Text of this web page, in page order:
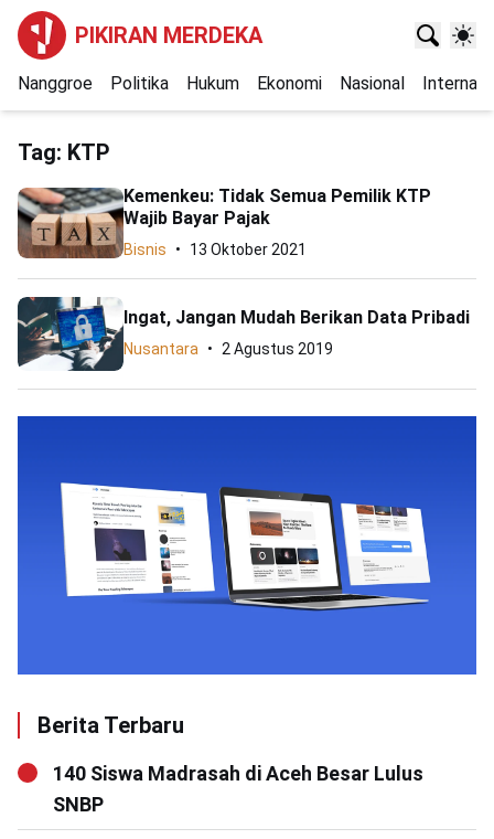
PIKIRAN MERDEKA
Nanggroe Politika Hukum Ekonomi Nasional
Tag: KTP
Kemenkeu: Tidak Semua Pemilik KTP
Wajib Bayar Pajak
Bisnis 13 Oktober 2021
Ingat, Jangan Mudah Berikan Data Pribadi
Nusantara 2 Agustus 2019
Berita Terbaru
140 Siswa Madrasah di Aceh Besar Lulus
SNBP